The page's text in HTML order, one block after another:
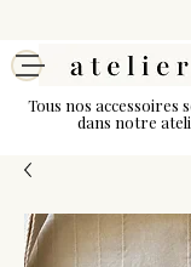
Tous nos accessoires
dans notre